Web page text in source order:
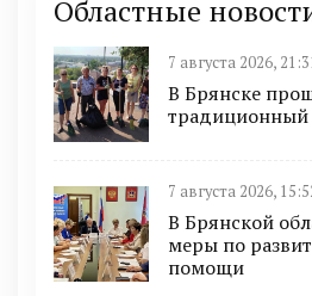
Областные
7 августа 2026,
В Брянске
7 августа 2026,
В Брянской
меры по
помощи